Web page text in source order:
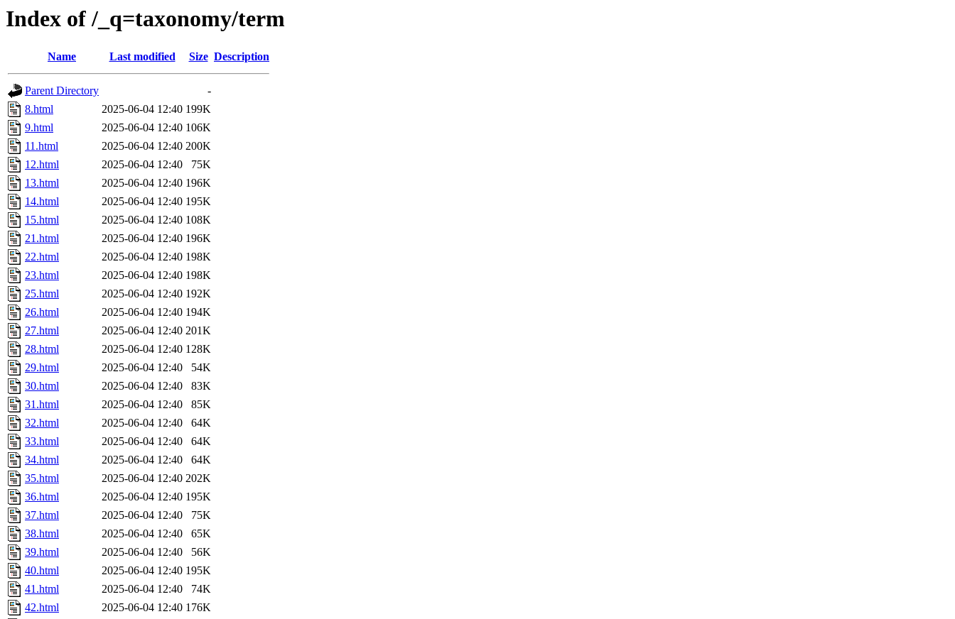
Index of /_q=taxonomy/term
Name Last modified Size Description
Parent Directory
-
8.html
2025-06-04 12:40 199K
9.html
2025-06-04 12:40 106K
11.html
2025-06-04 12:40 200K
12.html
2025-06-04 12:40
75K
13.html
2025-06-04 12:40 196K
14.html
2025-06-04 12:40 195K
15.html
2025-06-04 12:40 108K
21.html
2025-06-04 12:40 196K
22.html
2025-06-04 12:40 198K
23.html
2025-06-04 12:40 198K
25.html
2025-06-04 12:40 192K
26.html
2025-06-04 12:40 194K
27.html
2025-06-04 12:40 201K
28.html
2025-06-04 12:40 128K
29.html
2025-06-04 12:40
54K
30.html
2025-06-04 12:40
83K
31.html
2025-06-04 12:40
85K
32.html
2025-06-04 12:40
64K
33.html
2025-06-04 12:40
64K
34.html
2025-06-04 12:40
64K
35.html
2025-06-04 12:40 202K
36.html
2025-06-04 12:40 195K
37.html
2025-06-04 12:40
75K
38.html
2025-06-04 12:40
65K
39.html
2025-06-04 12:40
56K
40.html
2025-06-04 12:40 195K
41.html
2025-06-04 12:40
74K
42.html
2025-06-04 12:40 176K